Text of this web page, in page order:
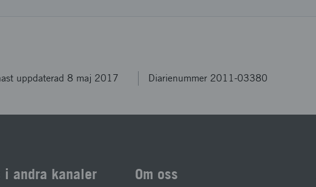
uppdaterad 8 maj 2017 Diarienummer 2011-03380
i andra kanaler Om oss